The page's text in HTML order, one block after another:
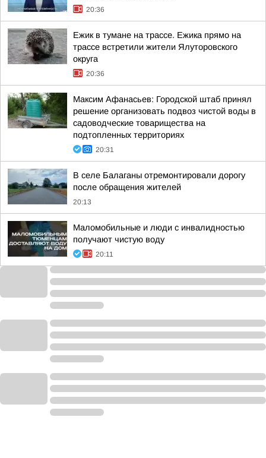
20:36
Ежик в тумане на трассе. Ежика прямо на
трассе встретили жители Ялуторовского
округа
20:36
Максим Афанасьев: Городской штаб принял
решение организовать подвоз чистой воды в
садоводческие товарищества на
подтопленных территориях
20:31
В селе Балаганы отремонтировали дорогу
после обращения жителей
20:13
Маломобильные и люди с инвалидностью
получают чистую воду
20:11